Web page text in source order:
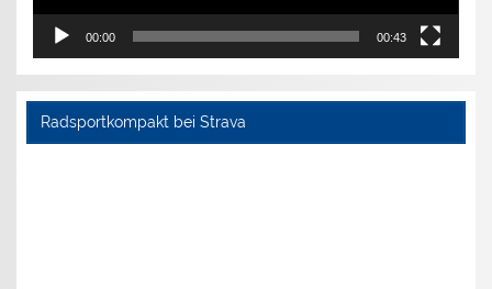
00:00 00:43
Radsportkompakt bei Strava